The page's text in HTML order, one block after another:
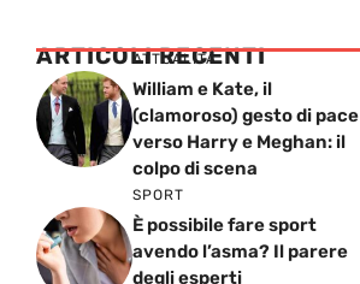
ARTICOLI RECENTI
ATTUALITÁ
William e Kate, il
(clamoroso) gesto di pace
verso Harry e Meghan: il
colpo di scena
SPORT
È possibile fare sport
avendo l’asma? Il parere
degli esperti